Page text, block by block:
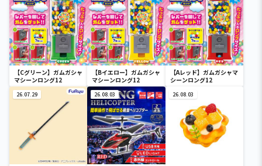
【Cグリーン】ガムガシャ
マシーンロング12
【Bイエロー】ガムガシャ
マシーンロング12
【Aレッド】ガムガシャマ
シーンロング12
26.07.29 26.08.03 26.08.03